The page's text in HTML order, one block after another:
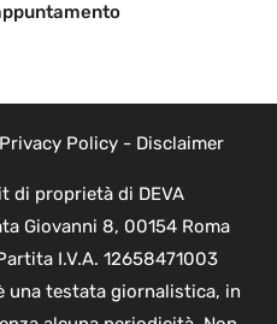
Privacy Policy- Disclaimer
di proprietà di DEVA
Giovanni 8, 00154 Roma
I.V.A. 12658471003
una testata giornalistica, in